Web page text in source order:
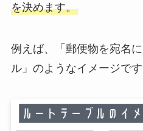
を決めます。
例えば、「郵便物を宛名
ル」のようなイメージです